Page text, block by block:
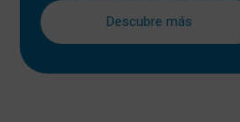
Descubre más